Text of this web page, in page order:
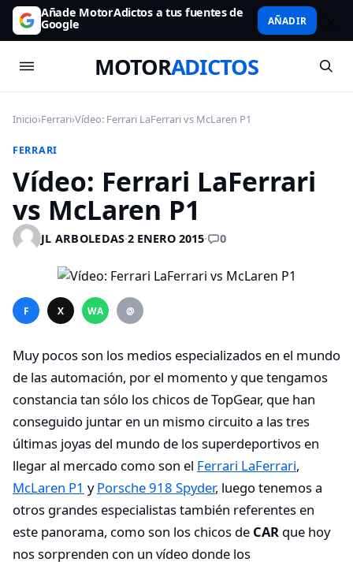
Añade MotorAdictos a tus fuentes de
Google AÑADIR
MOTORADICTOS
Inicio›Ferrari›Vídeo: Ferrari LaFerrari vs McLaren P1
FERRARI
Vídeo: Ferrari LaFerrari
vs McLaren P1
JL ARBOLEDAS·2 ENERO 2015· 0
F X WA @
Muy pocos son los medios especializados en el mundo
de las automación, por el momento y que tengamos
constancia tan sólo los chicos de TopGear, que han
conseguido juntar en un mismo circuito a las tres
últimas joyas del mundo de los superdeportivos en
llegar al mercado como son el Ferrari LaFerrari,
McLaren P1 yPorsche 918 Spyder, luego tenemos a
otros grandes especialistas también referentes en
este panorama, como son los chicos de CAR que hoy
nos sorprenden con un vídeo donde los